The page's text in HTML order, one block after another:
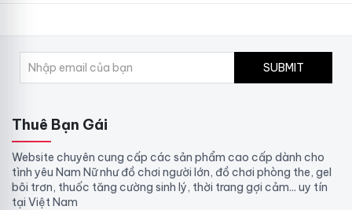
SUBMIT
Thuê Bạn Gái
Website chuyên cung cấp các sản phẩm cao cấp dành cho
tình yêu Nam Nữ như đồ chơi người lớn, đồ chơi phòng the, gel
bôi trơn, thuốc tăng cường sinh lý, thời trang gợi cảm... uy tín
tại Việt Nam